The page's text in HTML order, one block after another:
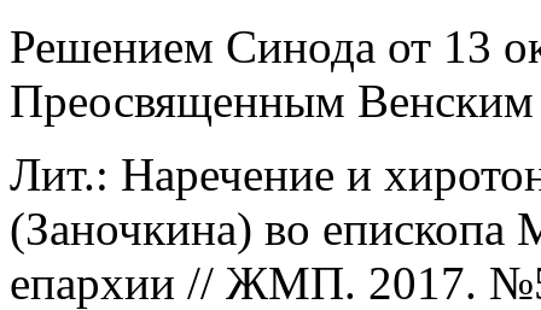
Решением Синода от 13
Преосвященным
Лит.: Наречение и
(Заночкина) во епископа
епархии // ЖМП. 2017.